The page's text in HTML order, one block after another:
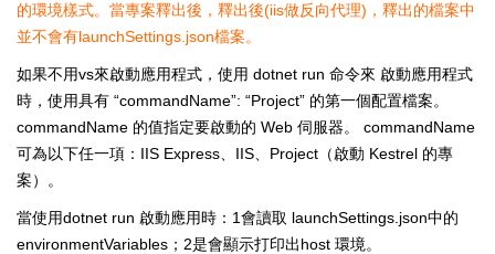
的環境樣式。當專案釋出後，釋出後(iis做反向代理)，釋出的檔案中
並不會有launchSettings.json檔案。
如果不用vs來啟動應用程式，使用 dotnet run 命令來 啟動應用程式
時，使用具有 “commandName”: “Project” 的第一個配置檔案。
commandName 的值指定要啟動的 Web 伺服器。 commandName
可為以下任一項：IIS Express、IIS、Project（啟動 Kestrel 的專
案）。
當使用dotnet run 啟動應用時：1會讀取 launchSettings.json中的
environmentVariables；2是會顯示打印出host 環境。